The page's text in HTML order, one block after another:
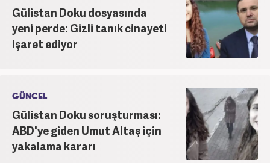
Gülistan Doku dosyasında
yeni perde: Gizli tanık cinayeti
işaret ediyor
GÜNCEL
Gülistan Doku soruşturması:
ABD'ye giden Umut Altaş için
yakalama kararı